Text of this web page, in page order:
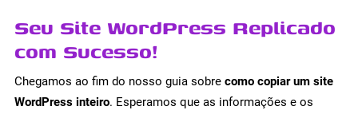
Seu Site WordPress Replicado
com Sucesso!
Chegamos ao fim do nosso guia sobre como copiar um site
WordPress inteiro. Esperamos que as informações e os